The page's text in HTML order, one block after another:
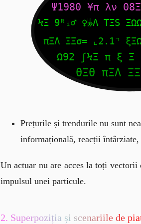
Prețurile și trendurile nu sunt
informațională, reacții
Un actuar nu are acces la toți
impulsul unei particule.
2. Superpoziția și scenariile de